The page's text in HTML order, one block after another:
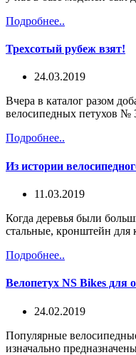
Подробнее..
Трехсотый рубеж взят!
24.03.2019
Вчера в каталог разом
велосипедных петухов
Подробнее..
Из истории
11.03.2019
Когда деревья были
стальные, кронштейн для
Подробнее..
Велопетух NS Bikes для
24.02.2019
Популярные
изначально